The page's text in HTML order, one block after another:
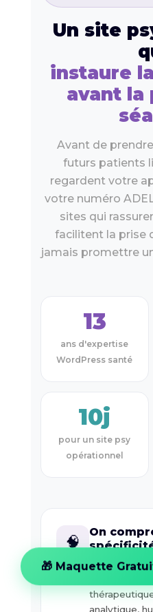
Un site
instaure
avant la
Avant de
futurs patients
regardent votre
votre numéro
sites qui
facilitent la prise
jamais promettre
13
ans d'expertise
WordPress santé
10j
pour un site psy
opérationnel
🧠
On
libéral
Numéro
analytique,
🎁 Maquette